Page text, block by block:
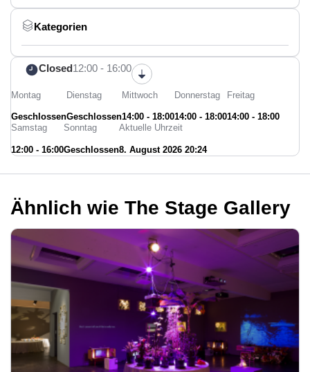
Kategorien
Closed12:00 - 16:00
Montag
Geschlossen
Dienstag
Geschlossen
Mittwoch
14:00 - 18:00
Donnerstag
14:00 - 18:00
Freitag
14:00 - 18:00
Samstag
12:00 - 16:00
Sonntag
Geschlossen
Aktuelle Uhrzeit
8. August 2026 20:24
Ähnlich wie The Stage Gallery